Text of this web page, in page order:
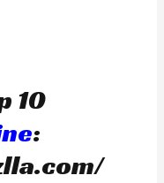
10
: